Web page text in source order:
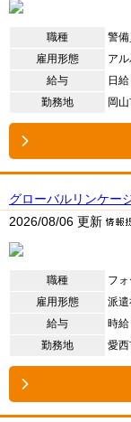
職種
警
雇用形態
アル
給与
日
勤務地
岡
グローバルリンケー
2026/08/06 更新
職種
フ
雇用形態
派遣
給与
時給
勤務地
愛